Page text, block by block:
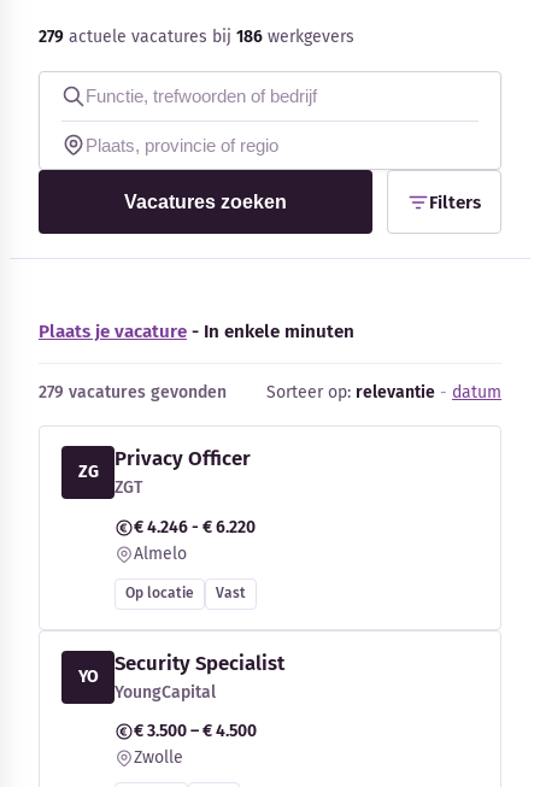
Externe bronnen
Woordenboek
Auteurs
279 actuele vacatures bij 186 werkgevers
Vacatures zoeken Filters
Plaats je vacature - In enkele minuten
279 vacatures gevonden Sorteer op: relevantie - datum
ZG
Privacy Officer
ZGT
€ 4.246 - € 6.220
Almelo
Op locatie Vast
YO
Security Specialist
YoungCapital
€ 3.500 – € 4.500
Zwolle